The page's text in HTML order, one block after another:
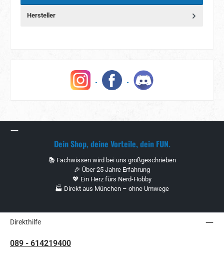
Hersteller
Dein Shop, deine Vorteile, dein FUN.
📚 Fachwissen wird bei uns großgeschrieben
🎉 Über 25 Jahre Erfahrung
💖 Ein Herz fürs Nerd-Hobby
🏭 Direkt aus München – ohne Umwege
Direkthilfe
089 - 614219400